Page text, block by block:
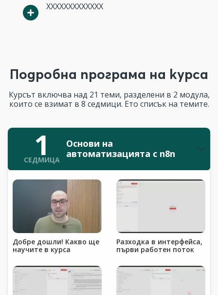
XXXXXXXXXXXXX
Подробна програма на курса
Курсът включва над 21 теми, разделени в 2 модула,
които се взимат в 8 седмици. Ето списък на темите.
1
СЕДМИЦА
Основи на
автоматизацията с n8n
Добре дошли! Какво ще
научите в курса
Разходка в интерфейса,
първи работен поток